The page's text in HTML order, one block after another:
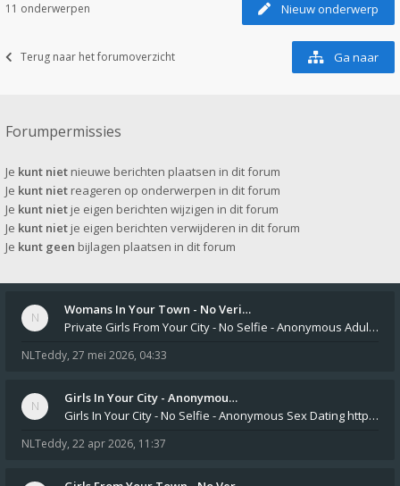
Nieuw onderwerp
11 onderwerpen
Terug naar het forumoverzicht Ga naar
Forumpermissies
Je kunt niet nieuwe berichten plaatsen in dit forum
Je kunt niet reageren op onderwerpen in dit forum
Je kunt niet je eigen berichten wijzigen in dit forum
Je kunt niet je eigen berichten verwijderen in dit forum
Je kunt geen bijlagen plaatsen in dit forum
Womans In Your Town - No Veri…
Private Girls From Your City - No Selfie - Anonymous Adult Dating https://privatedates.live Private Girls In Your
NLTeddy, 27 mei 2026, 04:33
Girls In Your City - Anonymou…
Girls In Your City - No Selfie - Anonymous Sex Dating https://SecretPrivat.com Womens In Your Town - Anonymous S
NLTeddy, 22 apr 2026, 11:37